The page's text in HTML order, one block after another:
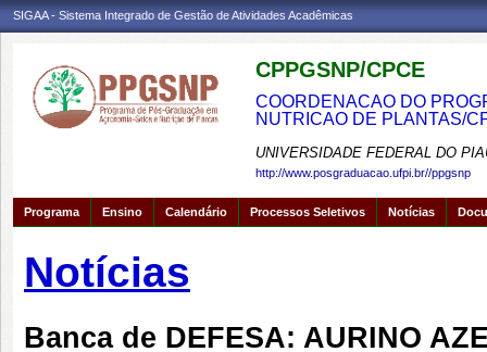
SIGAA - Sistema Integrado de Gestão de Atividades Acadêmicas
CPPGSNP/CPCE
COORDENACAO DO
NUTRICAO DE PLANTAS/
UNIVERSIDADE FEDERAL DO
http://www.posgraduacao.ufpi.br//ppgsnp
Programa Ensino Calendário Processos Seletivos Notícias
Notícias
Banca de DEFESA: AURINO